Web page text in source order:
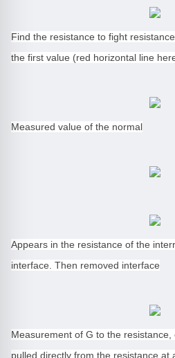
Find the resistance to fight
the first value (red horizontal line
Measured value of the normal
Appears in the resistance of the
interface. Then removed interface
Measurement of G to the
pulled directly from the resistance at